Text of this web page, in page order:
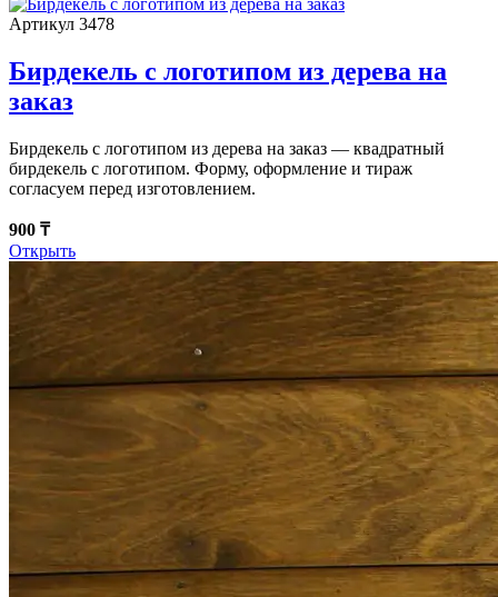
Артикул 3478
Бирдекель с логотипом из дерева на
заказ
Бирдекель с логотипом из дерева на заказ — квадратный
бирдекель с логотипом. Форму, оформление и тираж
согласуем перед изготовлением.
900 ₸
Открыть